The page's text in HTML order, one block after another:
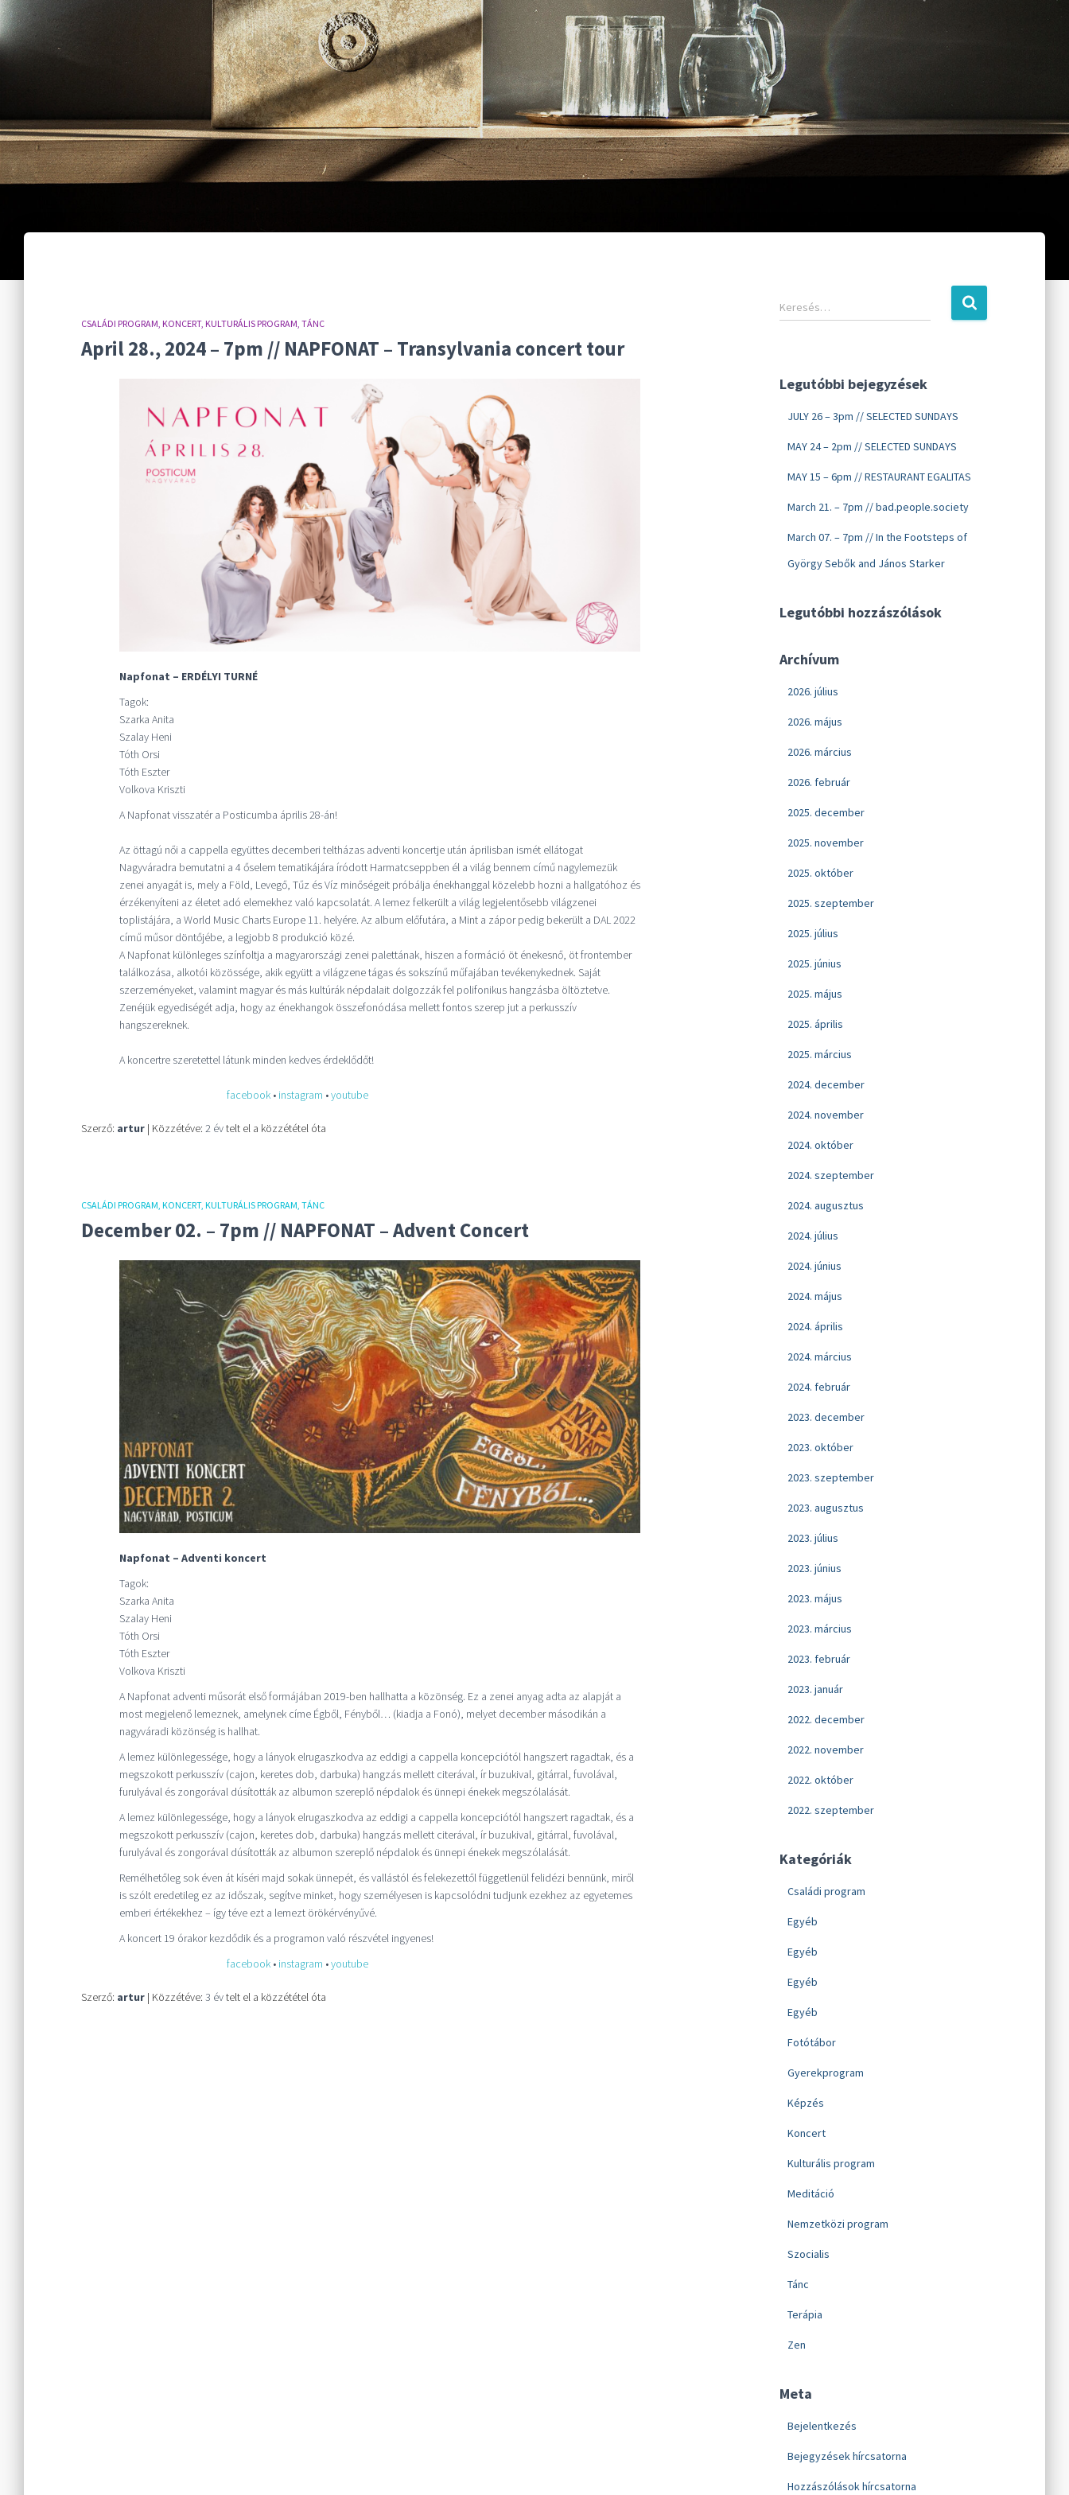
CSALÁDI PROGRAM KONCERT KULTURÁLIS PROGRAM TÁNC
April 28., 2024 – 7pm // NAPFONAT – Transylvania concert tour
Napfonat – ERDÉLYI TURNÉ
Tagok:
Szarka Anita
Szalay Heni
Tóth Orsi
Tóth Eszter
Volkova Kriszti
A Napfonat visszatér a Posticumba április 28-án!
Az öttagú női a cappella együttes decemberi teltházas adventi koncertje után áprilisban ismét ellátogat
Nagyváradra bemutatni a 4 őselem tematikájára íródott Harmatcseppben él a világ bennem című nagylemezük
zenei anyagát is, mely a Föld, Levegő, Tűz és Víz minőségeit próbálja énekhanggal közelebb hozni a hallgatóhoz és
érzékenyíteni az életet adó elemekhez való kapcsolatát. A lemez felkerült a világ legjelentősebb világzenei
toplistájára, a World Music Charts Europe 11. helyére. Az album előfutára, a Mint a zápor pedig bekerült a DAL 2022
című műsor döntőjébe, a legjobb 8 produkció közé.
A Napfonat különleges színfoltja a magyarországi zenei palettának, hiszen a formáció öt énekesnő, öt frontember
találkozása, alkotói közössége, akik együtt a világzene tágas és sokszínű műfajában tevékenykednek. Saját
szerzeményeket, valamint magyar és más kultúrák népdalait dolgozzák fel polifonikus hangzásba öltöztetve.
Zenéjük egyediségét adja, hogy az énekhangok összefonódása mellett fontos szerep jut a perkusszív
hangszereknek.
A koncertre szeretettel látunk minden kedves érdeklődőt!
facebook• instagram •youtube
Szerző: artur | Közzétéve: 2 évtelt el a közzététel óta
CSALÁDI PROGRAM KONCERT KULTURÁLIS PROGRAM TÁNC
December 02. – 7pm // NAPFONAT – Advent Concert
Napfonat – Adventi koncert
Tagok:
Szarka Anita
Szalay Heni
Tóth Orsi
Tóth Eszter
Volkova Kriszti
A Napfonat adventi műsorát első formájában 2019-ben hallhatta a közönség. Ez a zenei anyag adta az alapját a
most megjelenő lemeznek, amelynek címe Égből, Fényből… (kiadja a Fonó), melyet december másodikán a
nagyváradi közönség is hallhat.
A lemez különlegessége, hogy a lányok elrugaszkodva az eddigi a cappella koncepciótól hangszert ragadtak, és a
megszokott perkusszív (cajon, keretes dob, darbuka) hangzás mellett citerával, ír buzukival, gitárral, fuvolával,
furulyával és zongorával dúsították az albumon szereplő népdalok és ünnepi énekek megszólalását.
A lemez különlegessége, hogy a lányok elrugaszkodva az eddigi a cappella koncepciótól hangszert ragadtak, és a
megszokott perkusszív (cajon, keretes dob, darbuka) hangzás mellett citerával, ír buzukival, gitárral, fuvolával,
furulyával és zongorával dúsították az albumon szereplő népdalok és ünnepi énekek megszólalását.
Remélhetőleg sok éven át kíséri majd sokak ünnepét, és vallástól és felekezettől függetlenül felidézi bennünk, miről
is szólt eredetileg ez az időszak, segítve minket, hogy személyesen is kapcsolódni tudjunk ezekhez az egyetemes
emberi értékekhez – így téve ezt a lemezt örökérvényűvé.
A koncert 19 órakor kezdődik és a programon való részvétel ingyenes!
facebook• instagram •youtube
Szerző: artur | Közzétéve: 3 évtelt el a közzététel óta
Keresés…
Legutóbbi bejegyzések
JULY 26 – 3pm // SELECTED SUNDAYS
MAY 24 – 2pm // SELECTED SUNDAYS
MAY 15 – 6pm // RESTAURANT EGALITAS
March 21. – 7pm // bad.people.society
March 07. – 7pm // In the Footsteps of
György Sebők and János Starker
Legutóbbi hozzászólások
Archívum
2026. július
2026. május
2026. március
2026. február
2025. december
2025. november
2025. október
2025. szeptember
2025. július
2025. június
2025. május
2025. április
2025. március
2024. december
2024. november
2024. október
2024. szeptember
2024. augusztus
2024. július
2024. június
2024. május
2024. április
2024. március
2024. február
2023. december
2023. október
2023. szeptember
2023. augusztus
2023. július
2023. június
2023. május
2023. március
2023. február
2023. január
2022. december
2022. november
2022. október
2022. szeptember
Kategóriák
Családi program
Egyéb
Egyéb
Egyéb
Egyéb
Fotótábor
Gyerekprogram
Képzés
Koncert
Kulturális program
Meditáció
Nemzetközi program
Szocialis
Tánc
Terápia
Zen
Meta
Bejelentkezés
Bejegyzések hírcsatorna
Hozzászólások hírcsatorna